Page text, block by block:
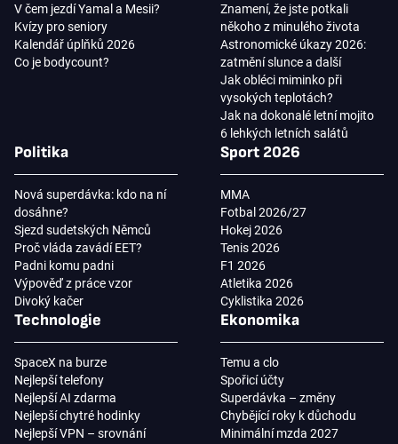
V čem jezdí Yamal a Mesii?
Kvízy pro seniory
Kalendář úplňků 2026
Co je bodycount?
Znamení, že jste potkali
někoho z minulého života
Astronomické úkazy 2026:
zatmění slunce a další
Jak obléci miminko při
vysokých teplotách?
Jak na dokonalé letní mojito
6 lehkých letních salátů
Politika
Nová superdávka: kdo na ní
dosáhne?
Sjezd sudetských Němců
Proč vláda zavádí EET?
Padni komu padni
Výpověď z práce vzor
Divoký kačer
Sport 2026
MMA
Fotbal 2026/27
Hokej 2026
Tenis 2026
F1 2026
Atletika 2026
Cyklistika 2026
Technologie
SpaceX na burze
Nejlepší telefony
Nejlepší AI zdarma
Nejlepší chytré hodinky
Nejlepší VPN – srovnání
Ekonomika
Temu a clo
Spořicí účty
Superdávka – změny
Chybějící roky k důchodu
Minimální mzda 2027